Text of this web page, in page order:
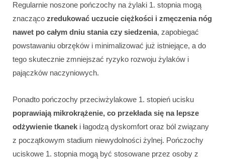
Regularnie noszone pończochy na żylaki 1. stopnia mogą
znacząco zredukować uczucie ciężkości i zmęczenia nóg
nawet po całym dniu stania czy siedzenia, zapobiegać
powstawaniu obrzęków i minimalizować już istniejące, a do
tego skutecznie zmniejszać ryzyko rozwoju żylaków i
pajączków naczyniowych.
Ponadto pończochy przeciwżylakowe 1. stopień ucisku
poprawiają mikrokrążenie, co przekłada się na lepsze
odżywienie tkanek i łagodzą dyskomfort oraz ból związany
z początkowym stadium niewydolności żylnej. Pończochy
uciskowe 1. stopnia mogą być stosowane przez osoby z